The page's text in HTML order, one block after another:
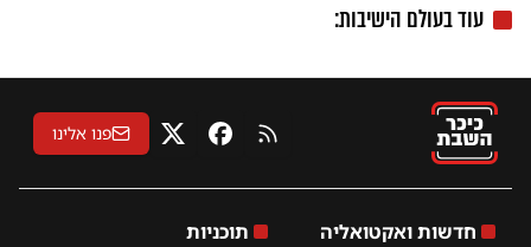
עוד בעולם הישיבות:
RSS פייסבוקX פנו אלינו
חדשות ואקטואליה תוכניות